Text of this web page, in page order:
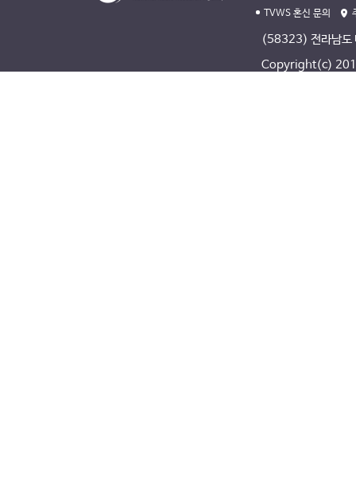
TVWS 혼신 문의
(58323) 전라남도
Copyright(c)